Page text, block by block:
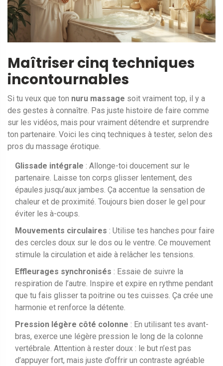
Maîtriser cinq techniques
incontournables
Si tu veux que ton nuru massage soit vraiment top, il y a
des gestes à connaître. Pas juste histoire de faire comme
sur les vidéos, mais pour vraiment détendre et surprendre
ton partenaire. Voici les cinq techniques à tester, selon des
pros du massage érotique.
Glissade intégrale : Allonge-toi doucement sur le
partenaire. Laisse ton corps glisser lentement, des
épaules jusqu’aux jambes. Ça accentue la sensation de
chaleur et de proximité. Toujours bien doser le gel pour
éviter les à-coups.
Mouvements circulaires : Utilise tes hanches pour faire
des cercles doux sur le dos ou le ventre. Ce mouvement
stimule la circulation et aide à relâcher les tensions.
Effleurages synchronisés : Essaie de suivre la
respiration de l’autre. Inspire et expire en rythme pendant
que tu fais glisser ta poitrine ou tes cuisses. Ça crée une
harmonie et renforce la détente.
Pression légère côté colonne : En utilisant tes avant-
bras, exerce une légère pression le long de la colonne
vertébrale. Attention à rester doux : le but n’est pas
d’appuyer fort, mais juste d’offrir un contraste agréable